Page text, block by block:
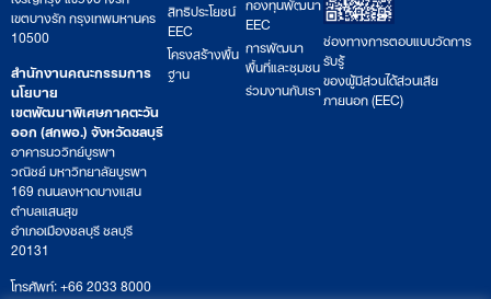
เขตบางรัก กรุงเทพมหานคร
10500
สำนักงานคณะกรรมการ
นโยบาย
เขตพัฒนาพิเศษภาคตะวัน
ออก (สกพอ.) จังหวัดชลบุรี
อาคารนววิทย์บูรพา
วณิชย์ มหาวิทยาลัยบูรพา
169 ถนนลงหาดบางแสน
ตำบลแสนสุข
อำเภอเมืองชลบุรี ชลบุรี
20131
โทรศัพท์: +66 2033 8000
สิทธิประโยชน์
EEC
โครงสร้างพื้น
ฐาน
EEC
การพัฒนา
พื้นที่และชุมชน
ร่วมงานกับเรา
ช่องทางการตอบแบบวัดการ
รับรู้
ของผู้มีส่วนได้ส่วนเสีย
ภายนอก (EEC)